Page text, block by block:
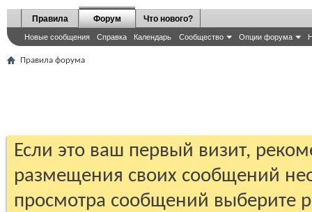
Правила Форум
Новые сообщения Справка Календарь Сообщество Опции форума
Что нового?
Правила форума
Если это ваш первый визит,
размещения своих сообщений
просмотра сообщений выберите